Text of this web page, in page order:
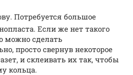
Потребуется большое
Если же нет такого
можно сделать
просто свернув некоторое
и склеивать их так, чтобы
кольца.